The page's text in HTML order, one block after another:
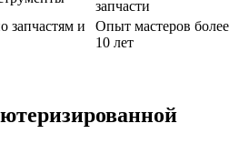
запчасти
запчастям и
Опыт мастеров более
10 лет